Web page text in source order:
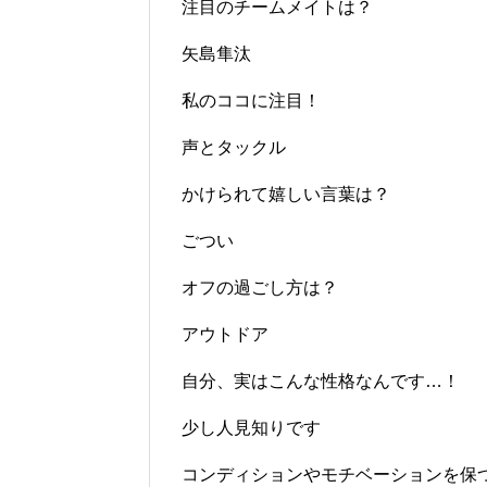
注目のチームメイトは？
矢島隼汰
私のココに注目！
声とタックル
かけられて嬉しい言葉は？
ごつい
オフの過ごし方は？
アウトドア
自分、実はこんな性格なんです…！
少し人見知りです
コンディションやモチベーションを保